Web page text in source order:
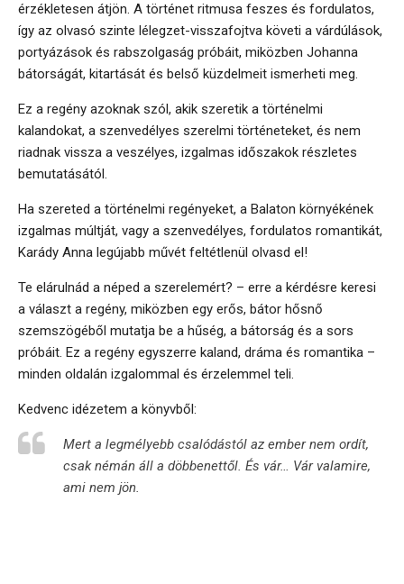
érzékletesen átjön. A történet ritmusa feszes és fordulatos,
így az olvasó szinte lélegzet-visszafojtva követi a várdúlások,
portyázások és rabszolgaság próbáit, miközben Johanna
bátorságát, kitartását és belső küzdelmeit ismerheti meg.
Ez a regény azoknak szól, akik szeretik a történelmi
kalandokat, a szenvedélyes szerelmi történeteket, és nem
riadnak vissza a veszélyes, izgalmas időszakok részletes
bemutatásától.
Ha szereted a történelmi regényeket, a Balaton környékének
izgalmas múltját, vagy a szenvedélyes, fordulatos romantikát,
Karády Anna legújabb művét feltétlenül olvasd el!
Te elárulnád a néped a szerelemért? – erre a kérdésre keresi
a választ a regény, miközben egy erős, bátor hősnő
szemszögéből mutatja be a hűség, a bátorság és a sors
próbáit. Ez a regény egyszerre kaland, dráma és romantika –
minden oldalán izgalommal és érzelemmel teli.
Kedvenc idézetem a könyvből:
Mert a legmélyebb csalódástól az ember nem ordít,
csak némán áll a döbbenettől. És vár… Vár valamire,
ami nem jön.